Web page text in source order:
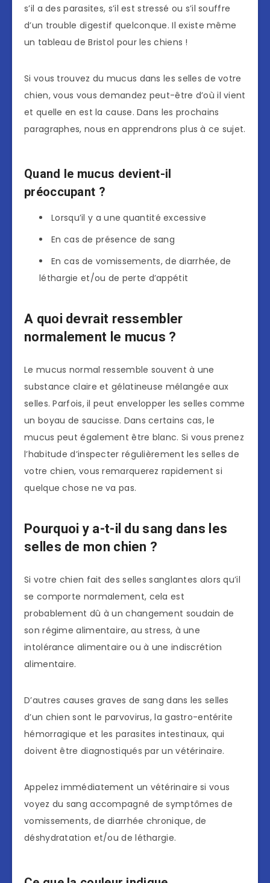
s’il a des parasites, s’il est stressé ou s’il souffre
d’un trouble digestif quelconque. Il existe même
un tableau de Bristol pour les chiens !
Si vous trouvez du mucus dans les selles de votre
chien, vous vous demandez peut-être d’où il vient
et quelle en est la cause. Dans les prochains
paragraphes, nous en apprendrons plus à ce sujet.
Quand le mucus devient-il
préoccupant ?
Lorsqu’il y a une quantité excessive
En cas de présence de sang
En cas de vomissements, de diarrhée, de
léthargie et/ou de perte d’appétit
A quoi devrait ressembler
normalement le mucus ?
Le mucus normal ressemble souvent à une
substance claire et gélatineuse mélangée aux
selles. Parfois, il peut envelopper les selles comme
un boyau de saucisse. Dans certains cas, le
mucus peut également être blanc. Si vous prenez
l’habitude d’inspecter régulièrement les selles de
votre chien, vous remarquerez rapidement si
quelque chose ne va pas.
Pourquoi y a-t-il du sang dans les
selles de mon chien ?
Si votre chien fait des selles sanglantes alors qu’il
se comporte normalement, cela est
probablement dû à un changement soudain de
son régime alimentaire, au stress, à une
intolérance alimentaire ou à une indiscrétion
alimentaire.
D’autres causes graves de sang dans les selles
d’un chien sont le parvovirus, la gastro-entérite
hémorragique et les parasites intestinaux, qui
doivent être diagnostiqués par un vétérinaire.
Appelez immédiatement un vétérinaire si vous
voyez du sang accompagné de symptômes de
vomissements, de diarrhée chronique, de
déshydratation et/ou de léthargie.